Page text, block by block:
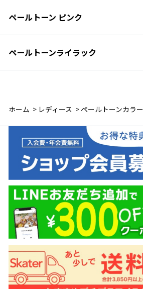
ペールトーン ピンク
ペールトーンライラック
ホーム > レディース > ペールトーンカラー